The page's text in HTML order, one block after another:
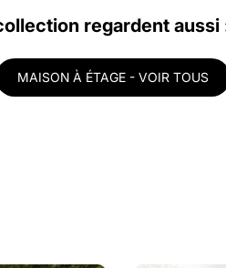
regardent aussi
MAISON À ÉTAGE - VOIR TOUS